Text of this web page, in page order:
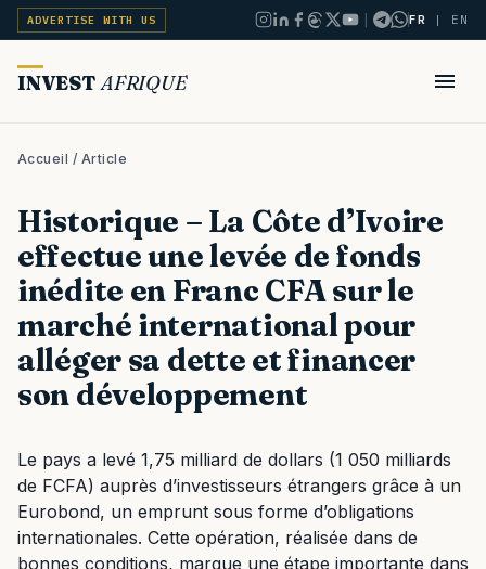
ADVERTISE WITH US | FR | EN
INVEST AFRIQUE
Accueil / Article
Historique – La Côte d’Ivoire
effectue une levée de fonds
inédite en Franc CFA sur le
marché international pour
alléger sa dette et financer
son développement
Le pays a levé 1,75 milliard de dollars (1 050 milliards
de FCFA) auprès d’investisseurs étrangers grâce à un
Eurobond, un emprunt sous forme d’obligations
internationales. Cette opération, réalisée dans de
bonnes conditions, marque une étape importante dans